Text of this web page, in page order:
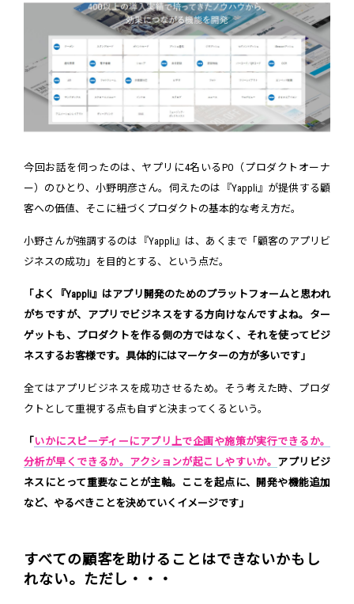
今回お話を伺ったのは、ヤプリに4名いるPO（プロダクトオーナ
ー）のひとり、小野明彦さん。伺えたのは『Yappli』が提供する顧
客への価値、そこに紐づくプロダクトの基本的な考え方だ。
小野さんが強調するのは『Yappli』は、あくまで「顧客のアプリビ
ジネスの成功」を目的とする、という点だ。
「よく『Yappli』はアプリ開発のためのプラットフォームと思われ
がちですが、アプリでビジネスをする方向けなんですよね。ター
ゲットも、プロダクトを作る側の方ではなく、それを使ってビジ
ネスするお客様です。具体的にはマーケターの方が多いです」
全てはアプリビジネスを成功させるため。そう考えた時、プロダ
クトとして重視する点も自ずと決まってくるという。
「 いかにスピーディーにアプリ上で企画や施策が実行できるか。
分析が早くできるか。アクションが起こしやすいか。 アプリビジ
ネスにとって重要なことが主軸。ここを起点に、開発や機能追加
など、やるべきことを決めていくイメージです」
すべての顧客を助けることはできないかもし
れない。ただし・・・